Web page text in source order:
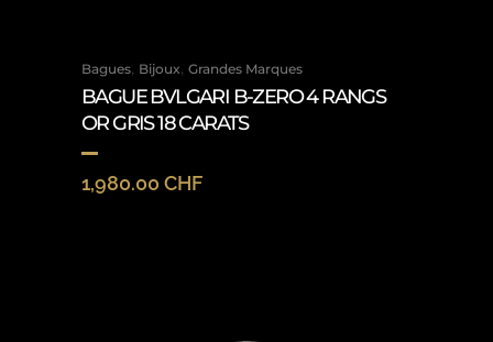
Bagues, Bijoux, Grandes Marques
BAGUE BVLGARI B-ZERO 4 RANGS
OR GRIS 18 CARATS
1,980.00 CHF